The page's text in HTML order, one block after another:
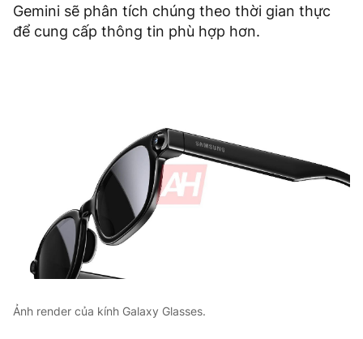
Gemini sẽ phân tích chúng theo thời gian thực
để cung cấp thông tin phù hợp hơn.
Ảnh render của kính Galaxy Glasses.